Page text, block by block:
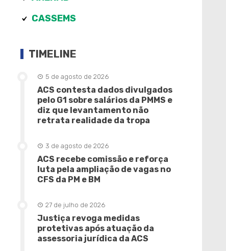
CASSEMS
TIMELINE
5 de agosto de 2026
ACS contesta dados divulgados
pelo G1 sobre salários da PMMS e
diz que levantamento não
retrata realidade da tropa
3 de agosto de 2026
ACS recebe comissão e reforça
luta pela ampliação de vagas no
CFS da PM e BM
27 de julho de 2026
Justiça revoga medidas
protetivas após atuação da
assessoria jurídica da ACS